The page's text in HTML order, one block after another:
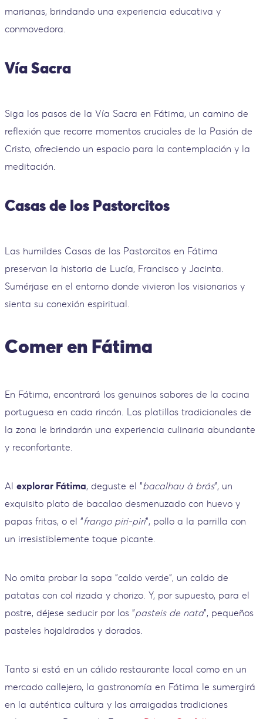
marianas, brindando una experiencia educativa y
conmovedora.
Vía Sacra
Siga los pasos de la Vía Sacra en Fátima, un camino de
reflexión que recorre momentos cruciales de la Pasión de
Cristo, ofreciendo un espacio para la contemplación y la
meditación.
Casas de los Pastorcitos
Las humildes Casas de los Pastorcitos en Fátima
preservan la historia de Lucía, Francisco y Jacinta.
Sumérjase en el entorno donde vivieron los visionarios y
sienta su conexión espiritual.
Comer en Fátima
En Fátima, encontrará los genuinos sabores de la cocina
portuguesa en cada rincón. Los platillos tradicionales de
la zona le brindarán una experiencia culinaria abundante
y reconfortante.
Al explorar Fátima, deguste el "bacalhau à brás", un
exquisito plato de bacalao desmenuzado con huevo y
papas fritas, o el "frango piri-piri", pollo a la parrilla con
un irresistiblemente toque picante.
No omita probar la sopa "caldo verde", un caldo de
patatas con col rizada y chorizo. Y, por supuesto, para el
postre, déjese seducir por los "pasteis de nata", pequeños
pasteles hojaldrados y dorados.
Tanto si está en un cálido restaurante local como en un
mercado callejero, la gastronomía en Fátima le sumergirá
en la auténtica cultura y las arraigadas tradiciones